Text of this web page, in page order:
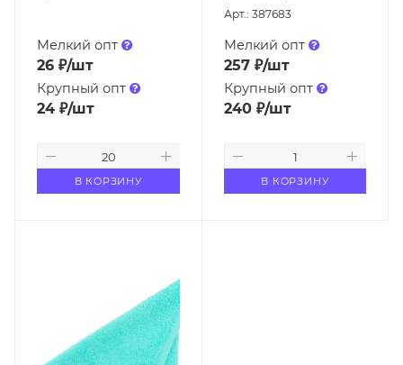
Мелкий опт
26 ₽/шт
Крупный опт
24 ₽/шт
В КОРЗИНУ
Арт.: 387683
Мелкий опт
257₽/шт
Крупный опт
240₽/шт
В КОРЗИНУ